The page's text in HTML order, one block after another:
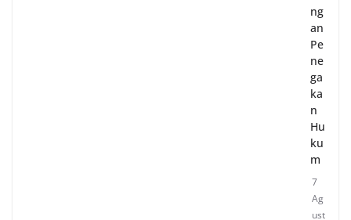
ng
an
Pe
ne
ga
ka
n
Hu
ku
m
7
Ag
ust